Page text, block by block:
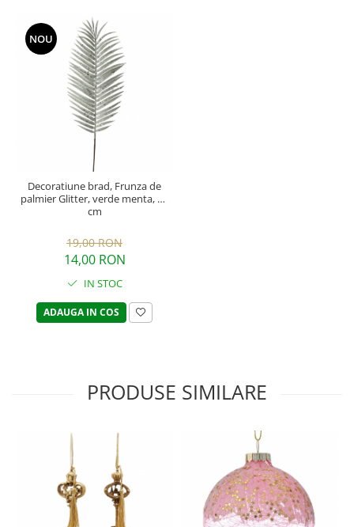
NOU
Decoratiune brad, Frunza de
palmier Glitter, verde menta, 70
cm
19,00 RON
14,00 RON
IN STOC
ADAUGA IN COS
PRODUSE SIMILARE